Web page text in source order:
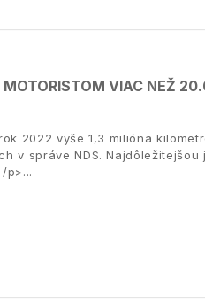
MOTORISTOM VIAC NEŽ
2022 vyše 1,3 milióna
v správe NDS. Najdôležitejšou
p>